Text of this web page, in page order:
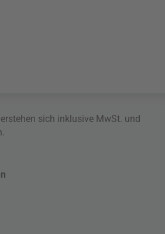
sich inklusive MwSt. und